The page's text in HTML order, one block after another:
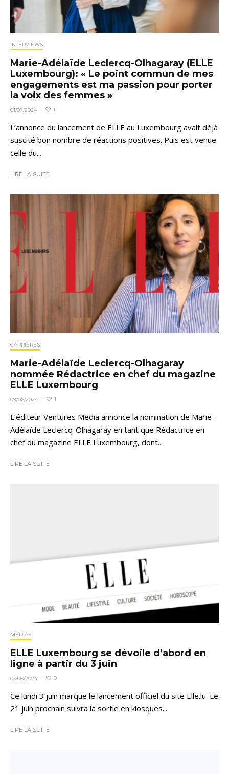
INTERVIEWS
Marie-Adélaïde Leclercq-Olhagaray (ELLE
Luxembourg): « Le point commun de mes
engagements est ma passion pour porter
la voix des femmes »
01/07/2024 · 1
L’annonce du lancement de ELLE au Luxembourg avait déjà
suscité bon nombre de réactions positives. Puis est venue
celle du...
LIRE LA SUITE
CARRIÈRES
Marie-Adélaïde Leclercq-Olhagaray
nommée Rédactrice en chef du magazine
ELLE Luxembourg
09/06/2024 · 1
L’éditeur Ventures Media annonce la nomination de Marie-
Adélaïde Leclercq-Olhagaray en tant que Rédactrice en
chef du magazine ELLE Luxembourg, dont...
LIRE LA SUITE
MÉDIAS
ELLE Luxembourg se dévoile d’abord en
ligne à partir du 3 juin
03/06/2024 · 0
Ce lundi 3 juin marque le lancement officiel du site Elle.lu. Le
21 juin prochain suivra la sortie en kiosques...
LIRE LA SUITE